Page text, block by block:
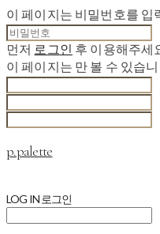
이 페이지는 비밀번호를 입
먼저 로그인 후 이용해주세
이 페이지는 만 볼 수 있습
p.palette
LOG IN 로그인